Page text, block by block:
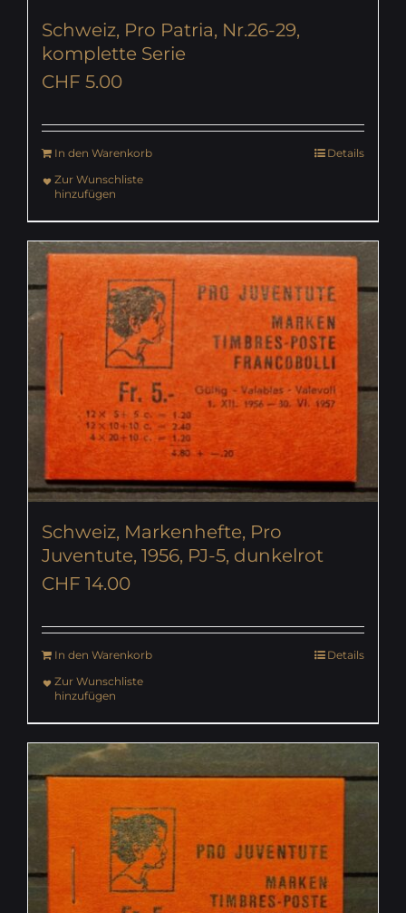
Schweiz, Pro Patria, Nr.26-29,
komplette Serie
CHF 5.00
In den Warenkorb
Details
Zur Wunschliste
hinzufügen
Schweiz, Markenhefte, Pro
Juventute, 1956, PJ-5, dunkelrot
CHF 14.00
In den Warenkorb
Details
Zur Wunschliste
hinzufügen